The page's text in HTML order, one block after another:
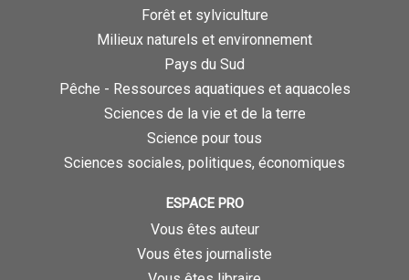
Forêt et sylviculture
Milieux naturels et environnement
Pays du Sud
Pêche - Ressources aquatiques et aquacoles
Sciences de la vie et de la terre
Science pour tous
Sciences sociales, politiques, économiques
ESPACE PRO
Vous êtes auteur
Vous êtes journaliste